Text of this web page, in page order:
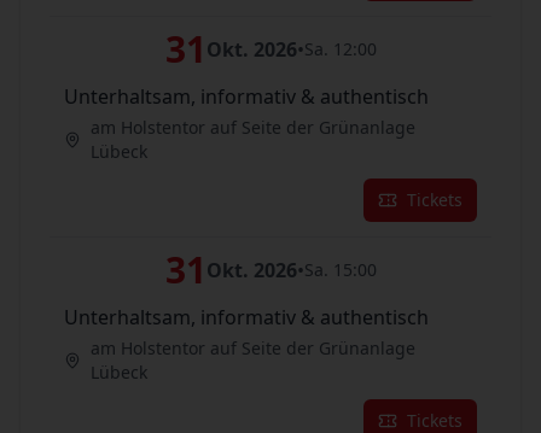
31 Okt. 2026•Sa. 12:00
Unterhaltsam, informativ & authentisch
am Holstentor auf Seite der Grünanlage
Lübeck
Tickets
31 Okt. 2026•Sa. 15:00
Unterhaltsam, informativ & authentisch
am Holstentor auf Seite der Grünanlage
Lübeck
Tickets